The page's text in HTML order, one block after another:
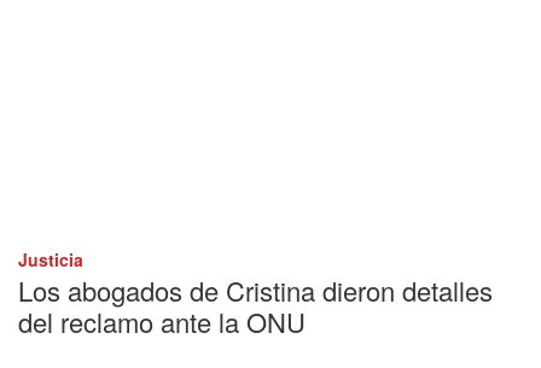
Justicia
Los abogados de Cristina dieron detalles
del reclamo ante la ONU